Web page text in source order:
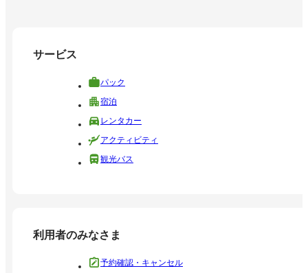
サービス
パック
宿泊
レンタカー
アクティビティ
観光バス
利用者のみなさま
予約確認・キャンセル